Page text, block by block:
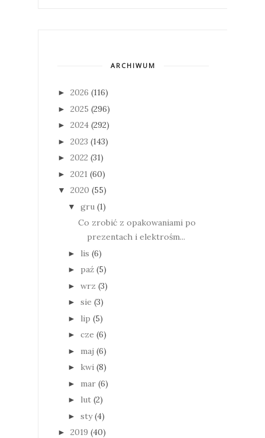
ARCHIWUM
► 2026 (116)
► 2025 (296)
► 2024 (292)
► 2023 (143)
► 2022 (31)
► 2021 (60)
▼ 2020 (55)
▼ gru (1)
Co zrobić z opakowaniami po
prezentach i elektrośm...
► lis (6)
► paź (5)
► wrz (3)
► sie (3)
► lip (5)
► cze (6)
► maj (6)
► kwi (8)
► mar (6)
► lut (2)
► sty (4)
► 2019 (40)